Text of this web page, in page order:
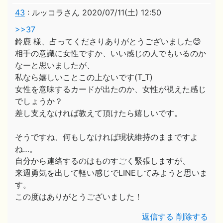
43 : ルッコラさん 2020/07/11(土) 12:50
>>37
鈴鹿 様、占ってくださりありがとうございました😊
相手の意識に女性ですか、いい感じの人でもいるのか
なーと思いましたが、
私なら嬉しいことこの上ないです(T_T)
女性を意味するカードが出たのか、女性が視えた感じ
でしょうか？
差し支えなければ教えて頂けたら嬉しいです。
そうですね、何もしなければ現状維持のままですよ
ね…。
自分から連絡するのはものすごく緊張しますが、
来週勇気を出して軽い感じでLINEしてみようと思いま
す。
この度はありがとうございました！
返信する 削除する